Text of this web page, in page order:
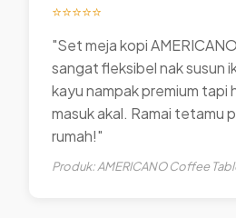
⭐⭐⭐⭐⭐
"Set meja kopi
sangat fleksibel nak susun
kayu nampak premium tapi
masuk akal. Ramai tetamu
rumah!"
Produk: AMERICANO Coffee